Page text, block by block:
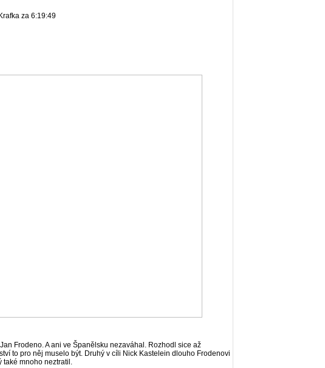
za 6:19:49
Frodeno. A ani ve Španělsku nezaváhal. Rozhodl sice až
to pro něj muselo být. Druhý v cíli Nick Kastelein dlouho Frodenovi
také mnoho neztratil.